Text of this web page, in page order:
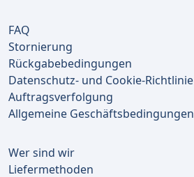
FAQ
Stornierung
Rückgabebedingungen
Datenschutz- und Cookie-Richtlinie
Auftragsverfolgung
Allgemeine Geschäftsbedingungen
Wer sind wir
Liefermethoden